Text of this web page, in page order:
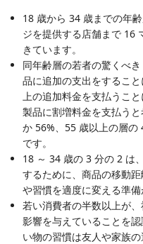
18 歳から 34 歳までの年
ジを提供する店舗まで 16
きています。
同年齢層の若者の驚くべ
品に追加の支出をするこ
上の追加料金を支払うこ
製品に割増料金を支払う
か 56%、55 歳以上の層の
です。
18 ～ 34 歳の 3 分の 2 は
するために、商品の移動
や習慣を適度に変える準備
若い消費者の半数以上が
影響を与えていることを
い物の習慣は友人や家族